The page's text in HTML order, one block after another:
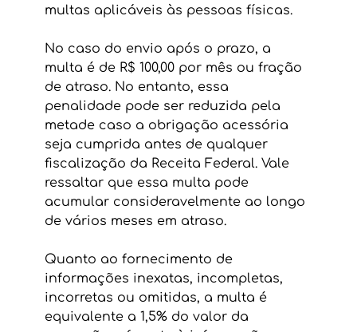
multas aplicáveis às pessoas físicas.
No caso do envio após o prazo, a
multa é de R$ 100,00 por mês ou fração
de atraso. No entanto, essa
penalidade pode ser reduzida pela
metade caso a obrigação acessória
seja cumprida antes de qualquer
fiscalização da Receita Federal. Vale
ressaltar que essa multa pode
acumular consideravelmente ao longo
de vários meses em atraso.
Quanto ao fornecimento de
informações inexatas, incompletas,
incorretas ou omitidas, a multa é
equivalente a 1,5% do valor da